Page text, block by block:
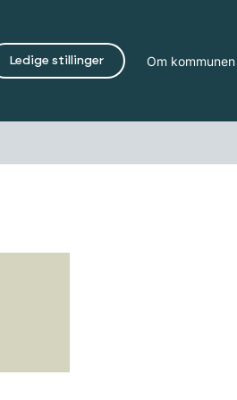
Ledige stillinger Om kommunen